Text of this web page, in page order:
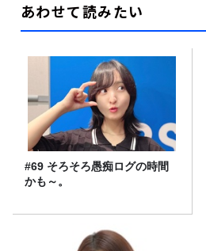
あわせて読みたい
#69 そろそろ愚痴ログの時間
かも～。